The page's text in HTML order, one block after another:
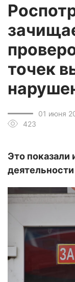
точек
01 июня
423
Это показали